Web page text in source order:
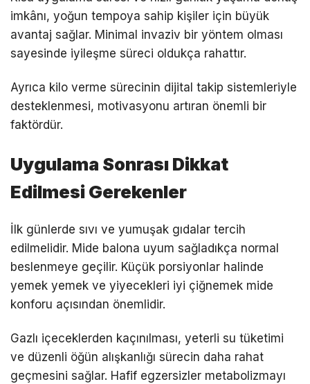
imkânı, yoğun tempoya sahip kişiler için büyük
avantaj sağlar. Minimal invaziv bir yöntem olması
sayesinde iyileşme süreci oldukça rahattır.
Ayrıca kilo verme sürecinin dijital takip sistemleriyle
desteklenmesi, motivasyonu artıran önemli bir
faktördür.
Uygulama Sonrası Dikkat
Edilmesi Gerekenler
İlk günlerde sıvı ve yumuşak gıdalar tercih
edilmelidir. Mide balona uyum sağladıkça normal
beslenmeye geçilir. Küçük porsiyonlar halinde
yemek yemek ve yiyecekleri iyi çiğnemek mide
konforu açısından önemlidir.
Gazlı içeceklerden kaçınılması, yeterli su tüketimi
ve düzenli öğün alışkanlığı sürecin daha rahat
geçmesini sağlar. Hafif egzersizler metabolizmayı